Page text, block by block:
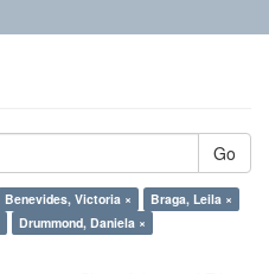
Go
Benevides, Victoria ×
Braga, Leila ×
Drummond, Daniela ×